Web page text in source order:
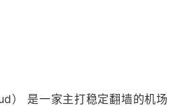
） 是一家主打稳定翻墙的机场